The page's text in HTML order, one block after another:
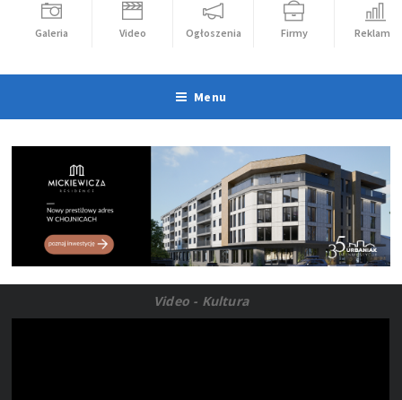
Galeria Video Ogłoszenia Firmy Reklama
Menu
Video - Kultura